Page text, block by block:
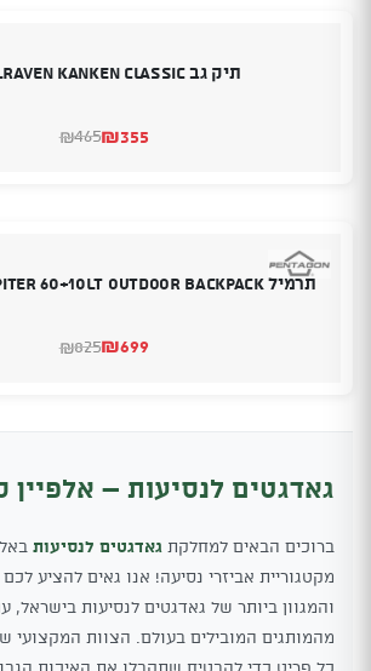
תיק גב Fjallraven Kanken Classic
₪465
המחיר₪355
המחיר
תרמיל TAC MAVEN JUPITER 60+10LT OUTDOOR BACKPACK
₪825
המחיר₪699
המחיר
גאדגטים לנסיעות – אלפיין
ברוכים הבאים למחלקת גאדגטים לנסיעות
מקטגוריית אביזרי נסיעה! אנו גאים להציע
מהמותגים המובילים בעולם. הצוות המקצועי
כל פריט כדי להבטיח שתקבלו את האיכות